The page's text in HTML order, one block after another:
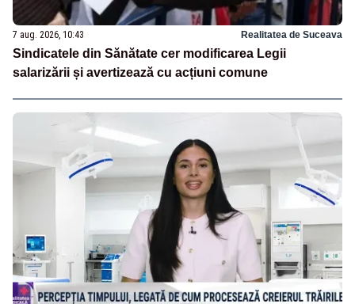
7 aug. 2026, 10:43 Realitatea de Suceava
Sindicatele din Sănătate cer modificarea Legii
salarizării și avertizează cu acțiuni comune